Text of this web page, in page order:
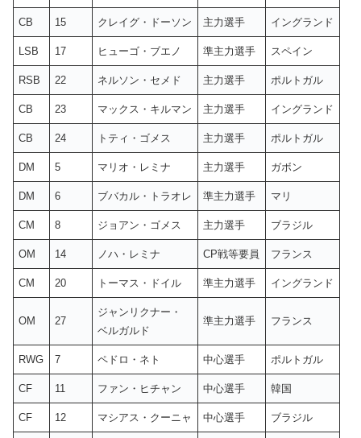
CB 15 クレイグ・ドーソン 主力選手 イングランド
LSB 17 ヒューゴ・ブエノ 準主力選手 スペイン
RSB 22 ネルソン・セメド 主力選手 ポルトガル
CB 23 マックス・キルマン 主力選手 イングランド
CB 24 トティ・ゴメス 主力選手 ポルトガル
DM 5 マリオ・レミナ 主力選手 ガボン
DM 6 ブバカル・トラオレ 準主力選手 マリ
CM 8 ジョアン・ゴメス 主力選手 ブラジル
OM 14 ノハ・レミナ CP戦等要員 フランス
CM 20 トーマス・ドイル 準主力選手 イングランド
OM 27
ジャンリクナー・
ベルガルド
準主力選手 フランス
RWG 7 ペドロ・ネト 中心選手 ポルトガル
CF 11 ファン・ヒチャン 中心選手 韓国
CF 12 マシアス・クーニャ 中心選手 ブラジル